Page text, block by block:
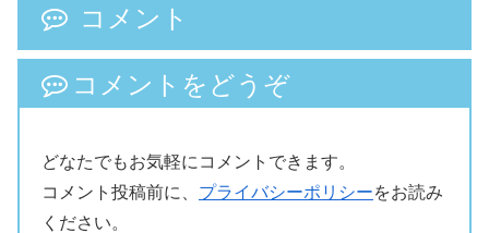
コメント
コメントをどうぞ
どなたでもお気軽にコメントできます。
コメント投稿前に、 プライバシーポリシーをお読み
ください。